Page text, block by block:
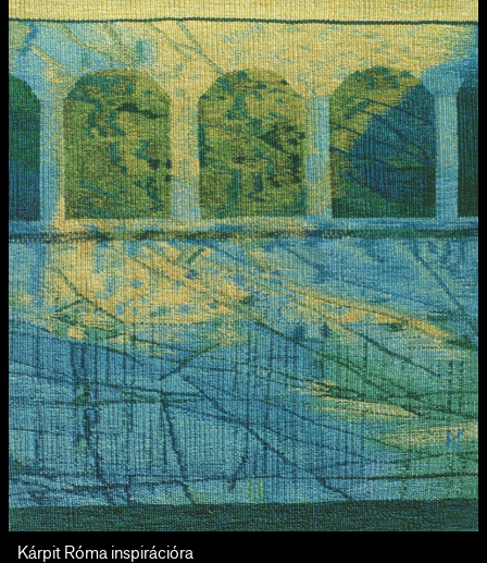
Kárpit Róma inspirációra